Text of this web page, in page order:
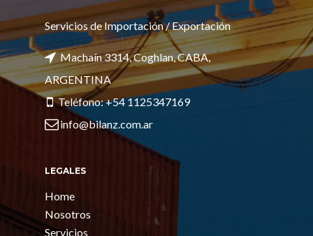
Servicios de Importación / Exportación
Machaín 3314, Coghlan, CABA,
ARGENTINA
Teléfono: +54 1125347169
info@bilanz.com.ar
LEGALES
Home
Nosotros
Servicios